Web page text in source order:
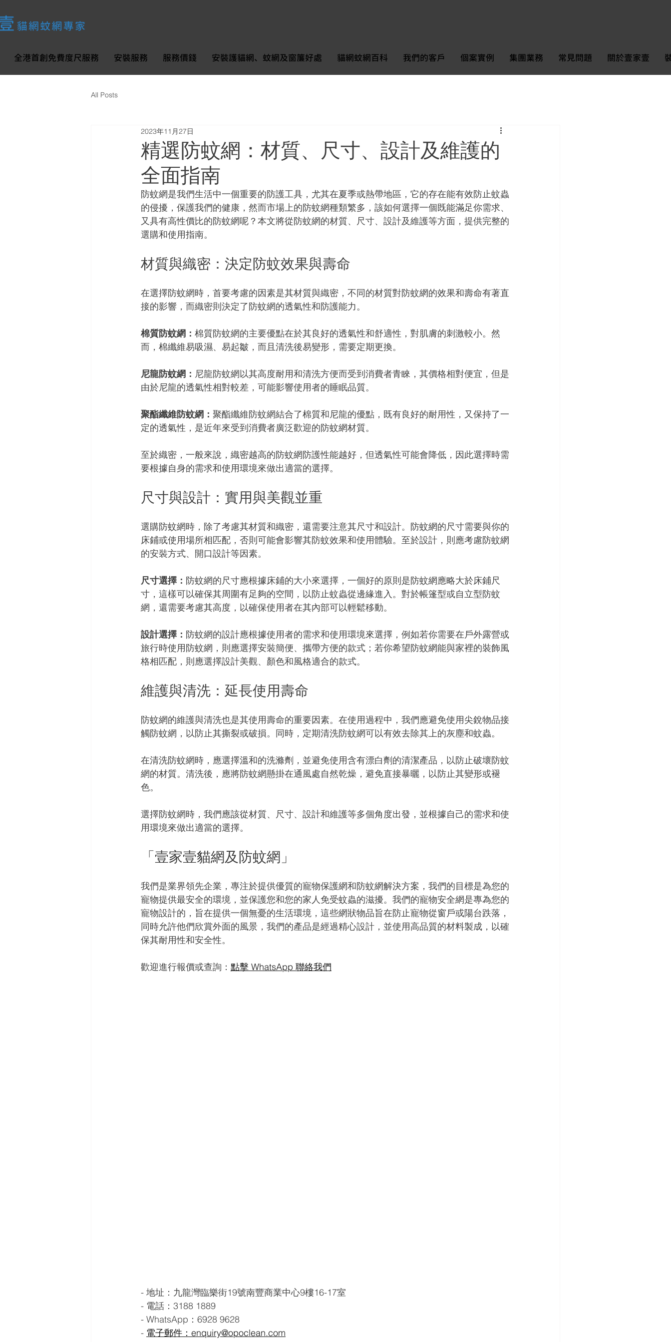
全港首創免費度尺服務 安裝服務 服務價錢 安裝護貓網、蚊網及窗簾好處 貓網蚊網百科 我們的客戶 個案實例 集團業務 常見問題 關於壹家壹
All Posts
精選防蚊網：材質、尺寸、設計及維護的
全面指南
2023年11月27日
防蚊網是我們生活中一個重要的防護工具，尤其在夏季或熱帶地區，它的存在能有效防止蚊蟲
的侵擾，保護我們的健康，然而市場上的防蚊網種類繁多，該如何選擇一個既能滿足你需求、
又具有高性價比的防蚊網呢？本文將從防蚊網的材質、尺寸、設計及維護等方面，提供完整的
選購和使用指南。
材質與織密：決定防蚊效果與壽命
在選擇防蚊網時，首要考慮的因素是其材質與織密，不同的材質對防蚊網的效果和壽命有著直
接的影響，而織密則決定了防蚊網的透氣性和防護能力。
棉質防蚊網： 棉質防蚊網的主要優點在於其良好的透氣性和舒適性，對肌膚的刺激較小。然
而，棉纖維易吸濕、易起皺，而且清洗後易變形，需要定期更換。
尼龍防蚊網： 尼龍防蚊網以其高度耐用和清洗方便而受到消費者青睞，其價格相對便宜，但是
由於尼龍的透氣性相對較差，可能影響使用者的睡眠品質。
聚酯纖維防蚊網： 聚酯纖維防蚊網結合了棉質和尼龍的優點，既有良好的耐用性，又保持了一
定的透氣性，是近年來受到消費者廣泛歡迎的防蚊網材質。
至於織密，一般來說，織密越高的防蚊網防護性能越好，但透氣性可能會降低，因此選擇時需
要根據自身的需求和使用環境來做出適當的選擇。
尺寸與設計：實用與美觀並重
選購防蚊網時，除了考慮其材質和織密，還需要注意其尺寸和設計。防蚊網的尺寸需要與你的
床鋪或使用場所相匹配，否則可能會影響其防蚊效果和使用體驗。至於設計，則應考慮防蚊網
的安裝方式、開口設計等因素。
尺寸選擇： 防蚊網的尺寸應根據床鋪的大小來選擇，一個好的原則是防蚊網應略大於床鋪尺
寸，這樣可以確保其周圍有足夠的空間，以防止蚊蟲從邊緣進入。對於帳篷型或自立型防蚊
網，還需要考慮其高度，以確保使用者在其內部可以輕鬆移動。
設計選擇： 防蚊網的設計應根據使用者的需求和使用環境來選擇，例如若你需要在戶外露營或
旅行時使用防蚊網，則應選擇安裝簡便、攜帶方便的款式；若你希望防蚊網能與家裡的裝飾風
格相匹配，則應選擇設計美觀、顏色和風格適合的款式。
維護與清洗：延長使用壽命
防蚊網的維護與清洗也是其使用壽命的重要因素。在使用過程中，我們應避免使用尖銳物品接
觸防蚊網，以防止其撕裂或破損。同時，定期清洗防蚊網可以有效去除其上的灰塵和蚊蟲。
在清洗防蚊網時，應選擇溫和的洗滌劑，並避免使用含有漂白劑的清潔產品，以防止破壞防蚊
網的材質。清洗後，應將防蚊網懸掛在通風處自然乾燥，避免直接暴曬，以防止其變形或褪
色。
選擇防蚊網時，我們應該從材質、尺寸、設計和維護等多個角度出發，並根據自己的需求和使
用環境來做出適當的選擇。
「壹家壹貓網及防蚊網」
我們是業界領先企業，專注於提供優質的寵物保護網和防蚊網解決方案，我們的目標是為您的
寵物提供最安全的環境，並保護您和您的家人免受蚊蟲的滋擾。我們的寵物安全網是專為您的
寵物設計的，旨在提供一個無憂的生活環境，這些網狀物品旨在防止寵物從窗戶或陽台跌落，
同時允許他們欣賞外面的風景，我們的產品是經過精心設計，並使用高品質的材料製成，以確
保其耐用性和安全性。
歡迎進行報價或查詢： 點擊 WhatsApp 聯絡我們
- 地址：九龍灣臨樂街19號南豐商業中心9樓16-17室
- 電話：3188 1889
- WhatsApp：6928 9628
- 電子郵件：enquiry@opoclean.com